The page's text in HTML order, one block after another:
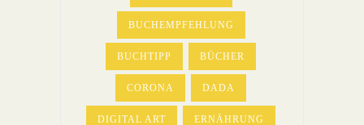
BUCHEMPFEHLUNG
BUCHTIPP BÜCHER
CORONA DADA
DIGITAL ART ERNÄHRUNG